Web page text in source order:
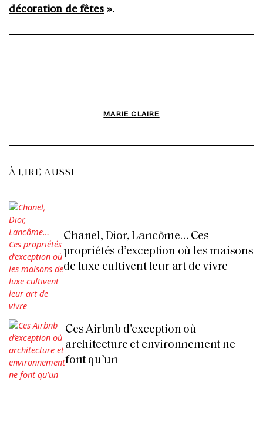
décoration de fêtes ».
MARIE CLAIRE
À LIRE AUSSI
Chanel, Dior, Lancôme… Ces
propriétés d’exception où les maisons
de luxe cultivent leur art de vivre
Ces Airbnb d’exception où
architecture et environnement ne
font qu’un